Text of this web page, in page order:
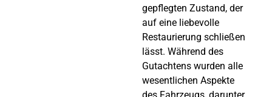
gepflegten Zustand, der
auf eine liebevolle
Restaurierung schließen
lässt. Während des
Gutachtens wurden alle
wesentlichen Aspekte